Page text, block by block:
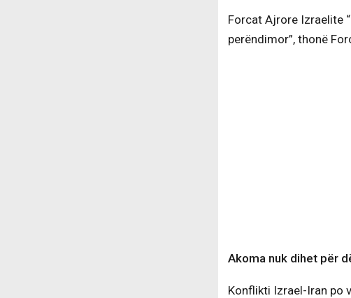
Forcat Ajrore Izraelite
perëndimor”, thonë
Akoma nuk dihet për
Konflikti Izrael-Iran po